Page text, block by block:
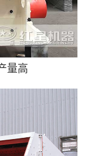
量高